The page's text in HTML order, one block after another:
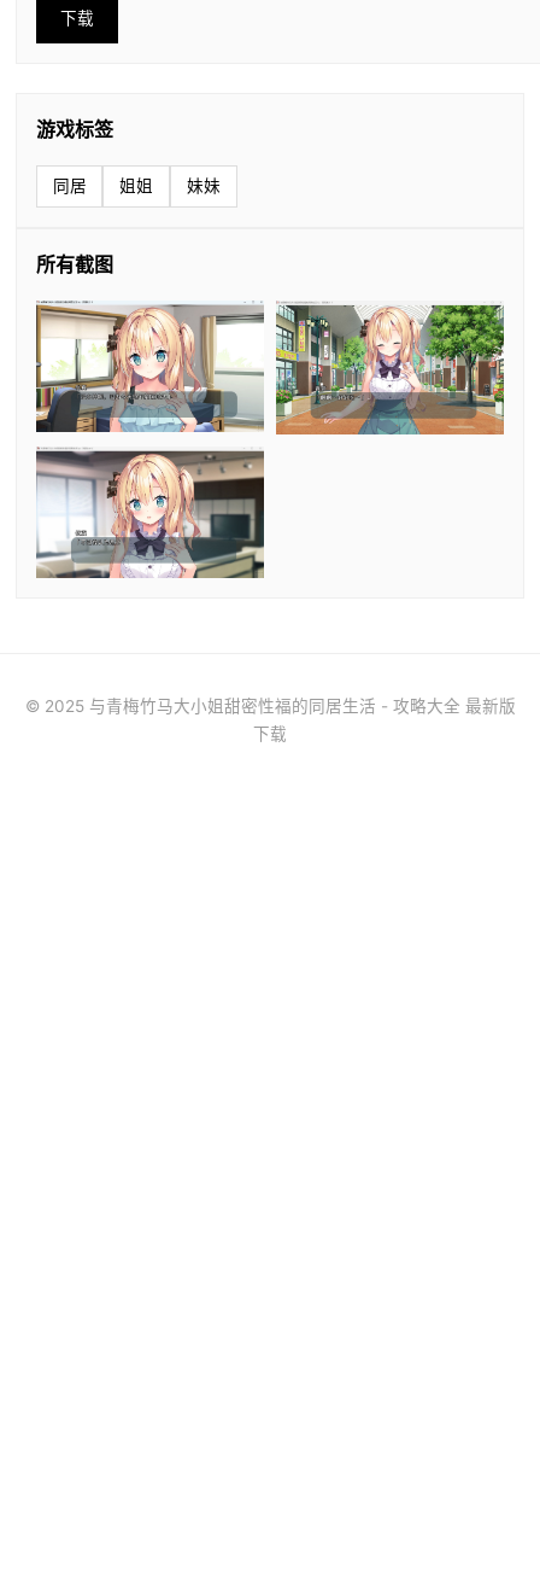
下载
游戏标签
同居 姐姐 妹妹
所有截图
© 2025 与青梅竹马大小姐甜密性福的同居生活 - 攻略大全 最新版
下载